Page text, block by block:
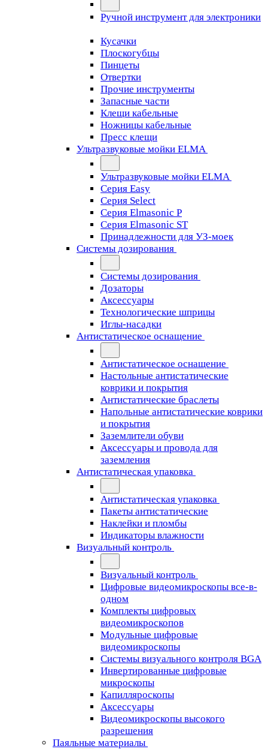
Ручной инструмент для электроники
Кусачки
Плоскогубцы
Пинцеты
Отвертки
Прочие инструменты
Запасные части
Клещи кабельные
Ножницы кабельные
Пресс клещи
Ультразвуковые мойки ELMA
Ультразвуковые мойки ELMA
Серия Easy
Серия Select
Серия Elmasonic P
Серия Elmasonic ST
Принадлежности для УЗ-моек
Системы дозирования
Системы дозирования
Дозаторы
Аксессуары
Технологические шприцы
Иглы-насадки
Антистатическое оснащение
Антистатическое оснащение
Настольные антистатические
коврики и покрытия
Антистатические браслеты
Напольные антистатические коврики
и покрытия
Заземлители обуви
Аксессуары и провода для
заземления
Антистатическая упаковка
Антистатическая упаковка
Пакеты антистатические
Наклейки и пломбы
Индикаторы влажности
Визуальный контроль
Визуальный контроль
Цифровые видеомикроскопы все-в-
одном
Комплекты цифровых
видеомикроскопов
Модульные цифровые
видеомикроскопы
Cистемы визуального контроля BGA
Инвертированные цифровые
микроскопы
Капилляроскопы
Аксессуары
Видеомикроскопы высокого
разрешения
Паяльные материалы